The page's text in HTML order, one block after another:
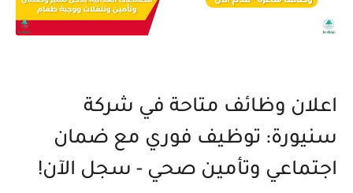
اعلان وظائف متاحة في شركة
سنيورة: توظيف فوري مع ضمان
اجتماعي وتأمين صحي - سجل الآن!